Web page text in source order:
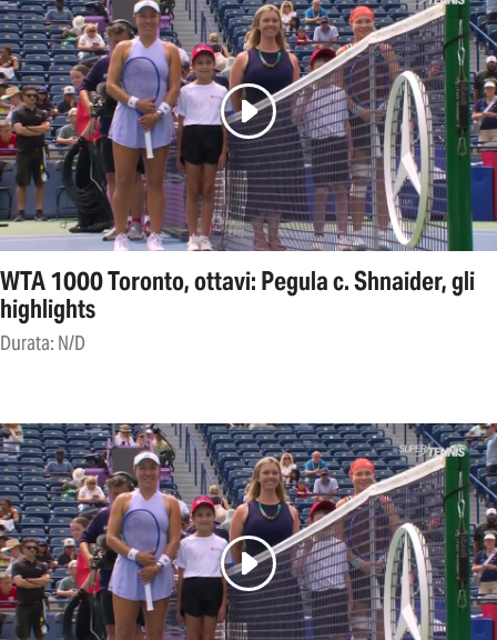
WTA 1000 Toronto, ottavi: Pegula c. Shnaider, gli
highlights
Durata: N/D